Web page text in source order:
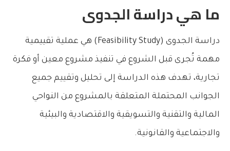
ما هي دراسة الجدوى
دراسة الجدوى (Feasibility Study) هي عملية تقييمية
مهمة تُجرى قبل الشروع في تنفيذ مشروع معين أو فكرة
تجارية، تهدف هذه الدراسة إلى تحليل وتقييم جميع
الجوانب المحتملة المتعلقة بالمشروع من النواحي
المالية والتقنية والتسويقية والاقتصادية والبيئية
والاجتماعية والقانونية.